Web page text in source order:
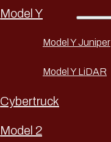
Model Y
Model Y Juniper
Model Y LiDAR
Cybertruck
Model 2